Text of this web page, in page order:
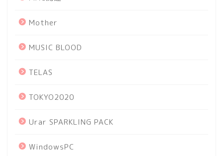
Mother
MUSIC BLOOD
TELAS
TOKYO2020
Urar SPARKLING PACK
WindowsPC